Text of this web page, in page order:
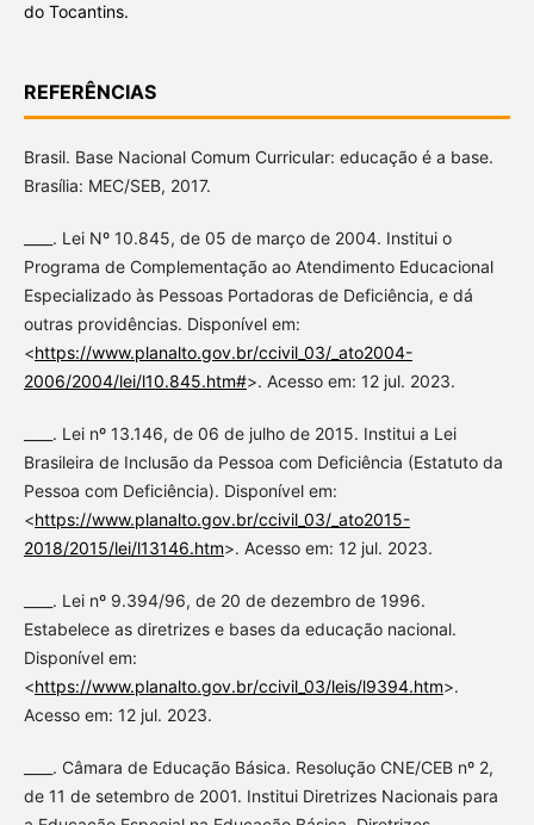
do Tocantins.
REFERÊNCIAS
Brasil. Base Nacional Comum Curricular: educação é a base.
Brasília: MEC/SEB, 2017.
____. Lei Nº 10.845, de 05 de março de 2004. Institui o
Programa de Complementação ao Atendimento Educacional
Especializado às Pessoas Portadoras de Deficiência, e dá
outras providências. Disponível em:
<https://www.planalto.gov.br/ccivil_03/_ato2004-
2006/2004/lei/l10.845.htm#>. Acesso em: 12 jul. 2023.
____. Lei nº 13.146, de 06 de julho de 2015. Institui a Lei
Brasileira de Inclusão da Pessoa com Deficiência (Estatuto da
Pessoa com Deficiência). Disponível em:
<https://www.planalto.gov.br/ccivil_03/_ato2015-
2018/2015/lei/l13146.htm>. Acesso em: 12 jul. 2023.
____. Lei nº 9.394/96, de 20 de dezembro de 1996.
Estabelece as diretrizes e bases da educação nacional.
Disponível em:
<https://www.planalto.gov.br/ccivil_03/leis/l9394.htm>.
Acesso em: 12 jul. 2023.
____. Câmara de Educação Básica. Resolução CNE/CEB nº 2,
de 11 de setembro de 2001. Institui Diretrizes Nacionais para